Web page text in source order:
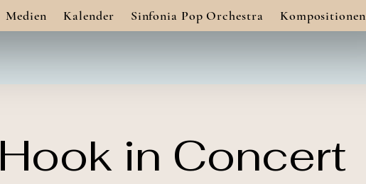
Medien Kalender Sinfonia Pop Orchestra Kompositionen
Hook in Concert